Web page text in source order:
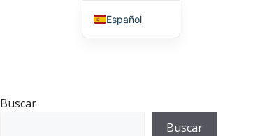
Buscar
Buscar
Español